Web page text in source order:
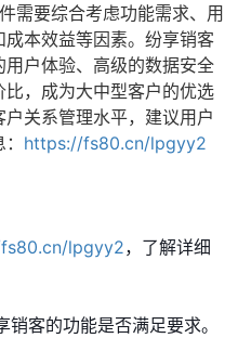
需要综合考虑功能需求、用
本效益等因素。纷享销客
户体验、高级的数据安全
，成为大中型客户的优选
关系管理水平，建议用户
https://fs80.cn/lpgyy2
lpgyy2，了解详细
客的功能是否满足要求。